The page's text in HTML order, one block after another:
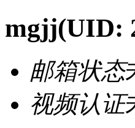
mgjj(UID:
邮箱状态
视频认证